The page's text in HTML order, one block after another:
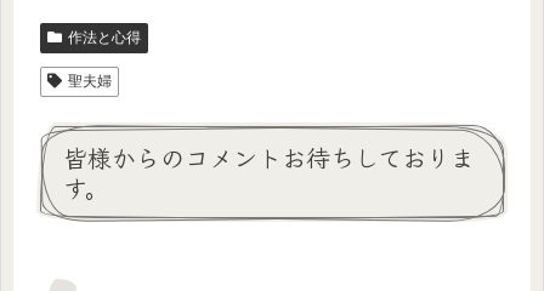
作法と心得
聖夫婦
皆様からのコメントお待ちしておりま
す。